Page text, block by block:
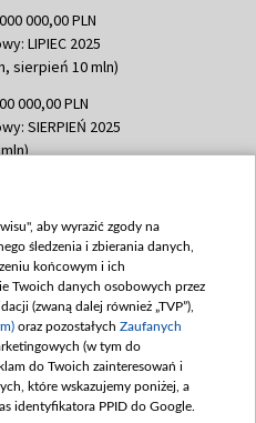
000,00 PLN
LIPIEC 2025
sierpień 10 mln)
000,00 PLN
SIERPIEŃ 2025
051,21 PLN
mln, październik 350
000,00 PLN
GRUDZIEŃ 2025
mln)
000,00 PLN
LUTY 2026 (wpłata
aby wyrazić zgody na
śledzenia i zbierania danych,
końcowym i ich
Twoich danych osobowych przez
(zwaną dalej również „TVP”),
oraz pozostałych Zaufanych
(w tym do
do Twoich zainteresowań i
które wskazujemy poniżej, a
identyfikatora PPID do Google.